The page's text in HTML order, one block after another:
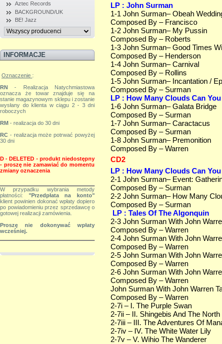
Aztec Records
BACKGROUND/UK
BE! Jazz
INFORMACJE
Oznaczenie :
RN
- Realizacja Natychmiastowa
oznacza że towar znajduje się na
stanie magazynowym sklepu i zostanie
wysłany do klienta w ciągu 2 - 3 dni
roboczych
RM - realizacja do 30 dni
RC - realizacja może potrwać powyżej
30 dni
D - DELETED - produkt niedostępny
- proszę nie zamawiać do momentu
zmiany oznaczenia
W przypadku wybrania metody
płatności: "Przedpłata na konto"
klient powinien dokonać wpłaty dopiero
po powiadomieniu przez sprzedawcę o
gotowej realizacji zamówienia.
Proszę nie dokonywać wpłaty
wcześniej.
LP : John Surman
1-1 John Surman– Obeah
Composed By – Francisco
1-2 John Surman– My Pussin
Composed By – Roberts
1-3 John Surman– Good Times
Composed By – Henderson
1-4 John Surman– Carnival
Composed By – Rollins
1-5 John Surman– Incantation /
Composed By – Surman
LP : How Many Clouds Can
1-6 John Surman– Galata Bridge
Composed By – Surman
1-7 John Surman– Caractacus
Composed By – Surman
1-8 John Surman– Premonition
Composed By – Warren
CD2
LP : How Many Clouds Can
2-1 John Surman– Event:
Composed By – Surman
2-2 John Surman– How Many
Composed By – Surman
LP : Tales Of The Algonquin
2-3 John Surman With John
Composed By – Warren
2-4 John Surman With John
Composed By – Warren
2-5 John Surman With John
Composed By – Warren
2-6 John Surman With John
Composed By – Warren
John Surman With John Warren
Composed By – Warren
2-7i – I. The Purple Swan
2-7ii – II. Shingebis And The North
2-7iii – III. The Adventures Of
2-7iv – IV. The White Water Lily
2-7v – V. Wihio The Wanderer